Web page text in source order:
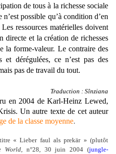
de tous à la richesse sociale
possible qu’à condition d’en
ressources matérielles doivent
directe et la création de richesses
la forme-valeur. Le contraire des
et dérégulées, ce n’est pas des
pas de travail du tout.
Traduction : Sînziana
en 2004 de Karl-Heinz Lewed,
. Un autre texte de cet auteur
de la classe moyenne.
titre «Lieber faul als prekär » (plutôt
World, n°28, 30 juin 2004 (jungle-